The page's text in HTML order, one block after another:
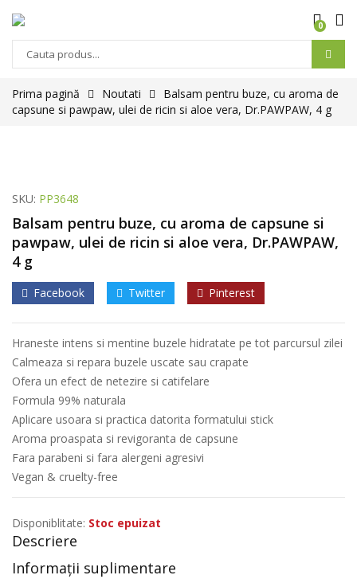
0
Prima pagină Noutati
Balsam pentru buze, cu aroma de
capsune si pawpaw, ulei de ricin si aloe vera, Dr.PAWPAW, 4 g
SKU: PP3648
Balsam pentru buze, cu aroma de capsune si
pawpaw, ulei de ricin si aloe vera, Dr.PAWPAW,
4 g
Facebook Twitter Pinterest
Hraneste intens si mentine buzele hidratate pe tot parcursul zilei
Calmeaza si repara buzele uscate sau crapate
Ofera un efect de netezire si catifelare
Formula 99% naturala
Aplicare usoara si practica datorita formatului stick
Aroma proaspata si revigoranta de capsune
Fara parabeni si fara alergeni agresivi
Vegan & cruelty-free
Disponiblitate: Stoc epuizat
Descriere
Informații suplimentare